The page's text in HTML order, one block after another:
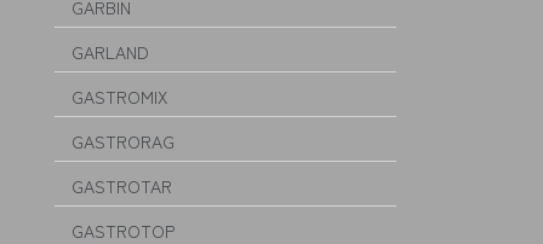
GARBIN
GARLAND
GASTROMIX
GASTRORAG
GASTROTAR
GASTROTOP